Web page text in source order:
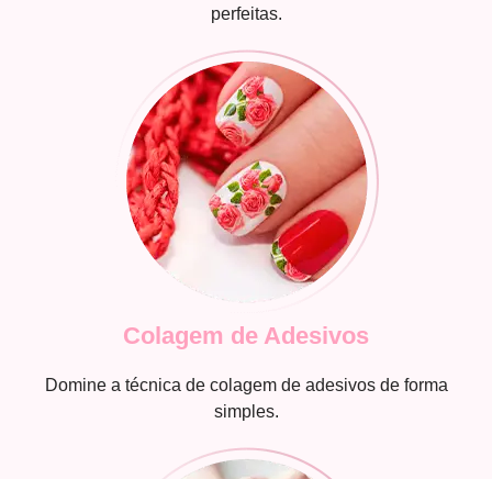
perfeitas.
Colagem de Adesivos
Domine a técnica de colagem de adesivos de forma
simples.